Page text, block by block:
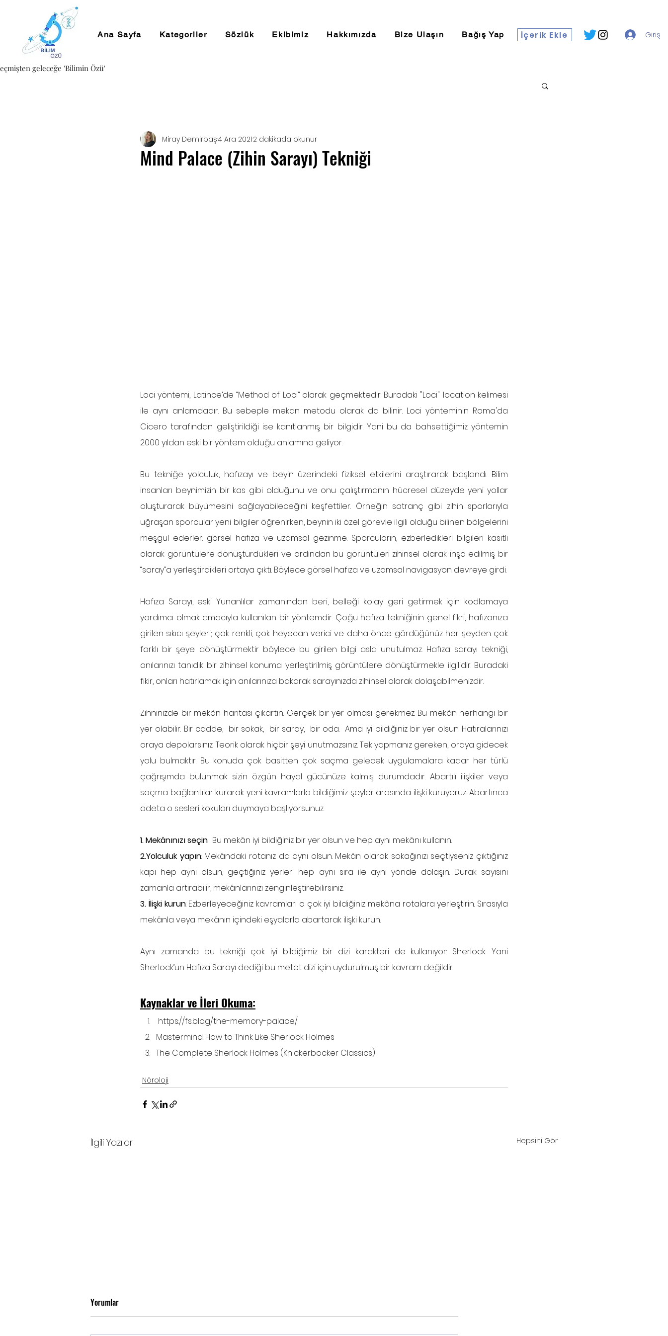
Ana Sayfa Kategoriler Sözlük Ekibimiz Hakkımızda Bize Ulaşın Bağış Yap İçerik Ekle Giriş
geleceğe 'Bilimin Özü'
Mind Palace (Zihin Sarayı) Tekniği
Miray Demirbaş4 Ara 20212 dakikada okunur
Loci yöntemi, Latince’de “Method of Loci” olarak geçmektedir. Buradaki "Loci" location kelimesi
ile aynı anlamdadır. Bu sebeple mekan metodu olarak da bilinir. Loci yönteminin Roma'da
Cicero tarafından geliştirildiği ise kanıtlanmış bir bilgidir. Yani bu da bahsettiğimiz yöntemin
2000 yıldan eski bir yöntem olduğu anlamına geliyor.
Bu tekniğe yolculuk, hafızayı ve beyin üzerindeki fiziksel etkilerini araştırarak başlandı. Bilim
insanları beynimizin bir kas gibi olduğunu ve onu çalıştırmanın hücresel düzeyde yeni yollar
oluşturarak büyümesini sağlayabileceğini keşfettiler. Örneğin satranç gibi zihin sporlarıyla
uğraşan sporcular yeni bilgiler öğrenirken, beynin iki özel görevle ilgili olduğu bilinen bölgelerini
meşgul ederler: görsel hafıza ve uzamsal gezinme. Sporcuların, ezberledikleri bilgileri kasıtlı
olarak görüntülere dönüştürdükleri ve ardından bu görüntüleri zihinsel olarak inşa edilmiş bir
Hafıza Sarayı, eski Yunanlılar zamanından beri, belleği kolay geri getirmek için kodlamaya
yardımcı olmak amacıyla kullanılan bir yöntemdir. Çoğu hafıza tekniğinin genel fikri, hafızanıza
girilen sıkıcı şeyleri; çok renkli, çok heyecan verici ve daha önce gördüğünüz her şeyden çok
farklı bir şeye dönüştürmektir böylece bu girilen bilgi asla unutulmaz. Hafıza sarayı tekniği,
anılarınızı tanıdık bir zihinsel konuma yerleştirilmiş görüntülere dönüştürmekle ilgilidir. Buradaki
fikir, onları hatırlamak için anılarınıza bakarak sarayınızda zihinsel olarak dolaşabilmenizdir.
Zihninizde bir mekân haritası çıkartın. Gerçek bir yer olması gerekmez. Bu mekân herhangi bir
yer olabilir. Bir cadde,  bir sokak,  bir saray,  bir oda.  Ama iyi bildiğiniz bir yer olsun. Hatıralarınızı
oraya depolarsınız. Teorik olarak hiçbir şeyi unutmazsınız. Tek yapmanız gereken, oraya gidecek
yolu bulmaktır. Bu konuda çok basitten çok saçma gelecek uygulamalara kadar her türlü
çağrışımda bulunmak sizin özgün hayal gücünüze kalmış durumdadır. Abartılı ilişkiler veya
saçma bağlantılar kurarak yeni kavramlarla bildiğimiz şeyler arasında ilişki kuruyoruz. Abartınca
adeta o sesleri kokuları duymaya başlıyorsunuz.
1. Mekânınızı seçin:  Bu mekân iyi bildiğiniz bir yer olsun ve hep aynı mekânı kullanın.
2.Yolculuk yapın: Mekândaki rotanız da aynı olsun. Mekân olarak sokağınızı seçtiyseniz çıktığınız
kapı hep aynı olsun, geçtiğiniz yerleri hep aynı sıra ile aynı yönde dolaşın. Durak sayısını
zamanla artırabilir, mekânlarınızı zenginleştirebilirsiniz.
3. İlişki kurun: Ezberleyeceğiniz kavramları o çok iyi bildiğiniz mekâna rotalara yerleştirin. Sırasıyla
mekânla veya mekânın içindeki eşyalarla abartarak ilişki kurun.
Aynı zamanda bu tekniği çok iyi bildiğimiz bir dizi karakteri de kullanıyor: Sherlock. Yani
Sherlock’un Hafıza Sarayı dediği bu metot dizi için uydurulmuş bir kavram değildir.
Kaynaklar ve İleri Okuma:
https://fs.blog/the-memory-palace/
Mastermind: How to Think Like Sherlock Holmes
The Complete Sherlock Holmes (Knickerbocker Classics)
Nöroloji
İlgili Yazılar Hepsini Gör
Yorumlar